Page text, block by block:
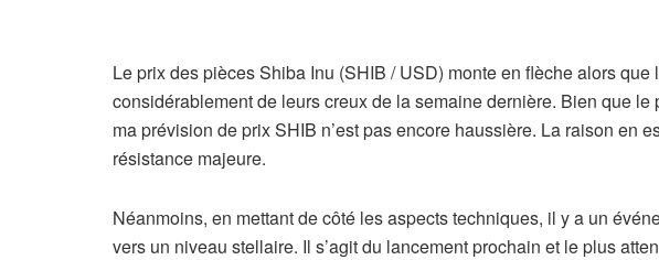
Le prix des pièces Shiba Inu (SHIB / USD) monte en flèche alors
considérablement de leurs creux de la semaine dernière. Bien que
ma prévision de prix SHIB n’est pas encore haussière. La raison en
résistance majeure.
Néanmoins, en mettant de côté les aspects techniques, il y a un
vers un niveau stellaire. Il s’agit du lancement prochain et le plus